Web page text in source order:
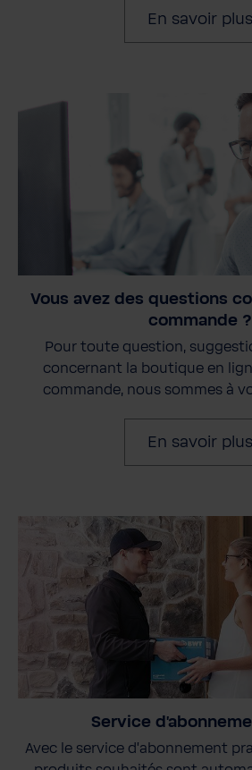
En savoir plus
Vous avez des questions
commande ?
Pour toute question,
concernant la boutique en
commande, nous sommes à
En savoir plus
Service
Avec le service d'abonnement